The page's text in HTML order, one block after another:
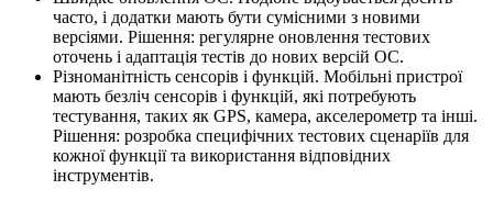
часто, і додатки мають бути сумісними з новими
версіями. Рішення: регулярне оновлення тестових
оточень і адаптація тестів до нових версій ОС.
Різноманітність сенсорів і функцій. Мобільні пристрої
мають безліч сенсорів і функцій, які потребують
тестування, таких як GPS, камера, акселерометр та інші.
Рішення: розробка специфічних тестових сценаріїв для
кожної функції та використання відповідних
інструментів.